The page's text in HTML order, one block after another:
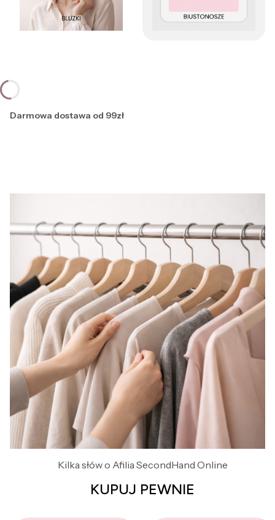
Darmowa dostawa od 99zł
Kilka słów o Afilia SecondHand Online
KUPUJ PEWNIE